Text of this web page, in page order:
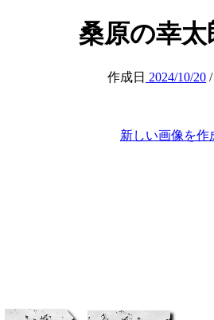
桑原の幸
作成日 2024/10/20
新しい画像を作